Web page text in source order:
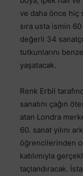
ve daha önce hiç
sıra usta ismin
değerli 34
tutkunlarını
yaşatacak.
Renk Erbil
sanatını çağın
atan Londra
60. sanat yılını
öğrencilerinden
katılımıyla
taçlandıracak.